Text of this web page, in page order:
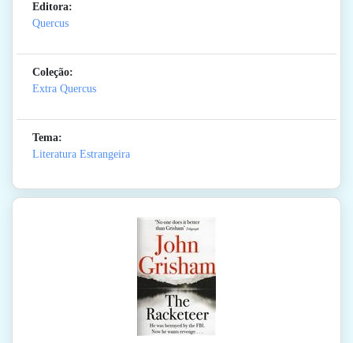
Editora:
Quercus
Coleção:
Extra Quercus
Tema:
Literatura Estrangeira